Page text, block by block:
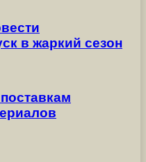
в жаркий сезон